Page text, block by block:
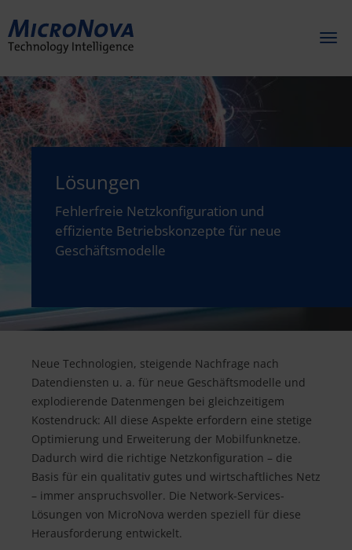
Lösungen
Fehlerfreie Netzkonfiguration und
effiziente Betriebskonzepte für neue
Geschäftsmodelle
Neue Technologien, steigende Nachfrage nach
Datendiensten u. a. für neue Geschäftsmodelle und
explodierende Datenmengen bei gleichzeitigem
Kostendruck: All diese Aspekte erfordern eine stetige
Optimierung und Erweiterung der Mobilfunknetze.
Dadurch wird die richtige Netzkonfiguration – die
Basis für ein qualitativ gutes und wirtschaftliches Netz
– immer anspruchsvoller. Die Network-Services-
Lösungen von MicroNova werden speziell für diese
Herausforderung entwickelt.